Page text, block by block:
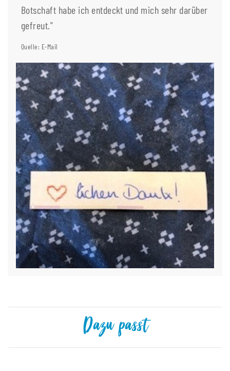
Botschaft habe ich entdeckt und mich sehr darüber
gefreut."
Quelle: E-Mail
Dazu passt